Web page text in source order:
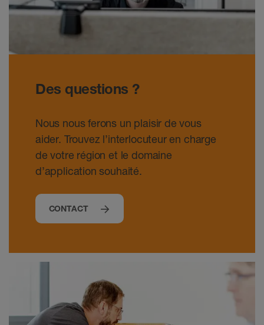
Des questions ?
Nous nous ferons un plaisir de vous
aider. Trouvez l’interlocuteur en charge
de votre région et le domaine
d’application souhaité.
CONTACT